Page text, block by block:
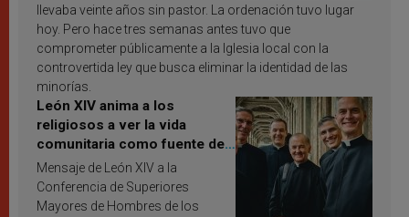
llevaba veinte años sin pastor. La ordenación tuvo lugar
hoy. Pero hace tres semanas antes tuvo que
comprometer públicamente a la Iglesia local con la
controvertida ley que busca eliminar la identidad de las
minorías.
León XIV anima a los
religiosos a ver la vida
comunitaria como fuente de
inspiración y santificación
Mensaje de León XIV a la
Conferencia de Superiores
Mayores de Hombres de los